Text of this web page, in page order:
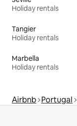
Holiday rentals
Tangier
Holiday rentals
Marbella
Holiday rentals
Airbnb Portugal